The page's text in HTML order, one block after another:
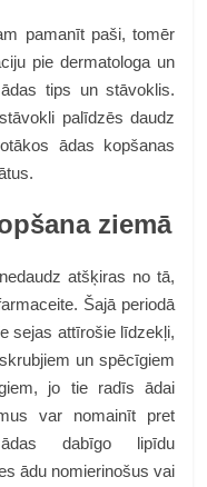
pamanīt paši, tomēr
pie dermatologa un
tips un stāvoklis.
palīdzēs daudz
ādas kopšanas
ziemā
atšķiras no tā,
Šajā periodā
sejas attīrošie līdzekļi,
un spēcīgiem
jo tie radīs ādai
var nomainīt pret
dabīgo lipīdu
ādu nomierinošus vai